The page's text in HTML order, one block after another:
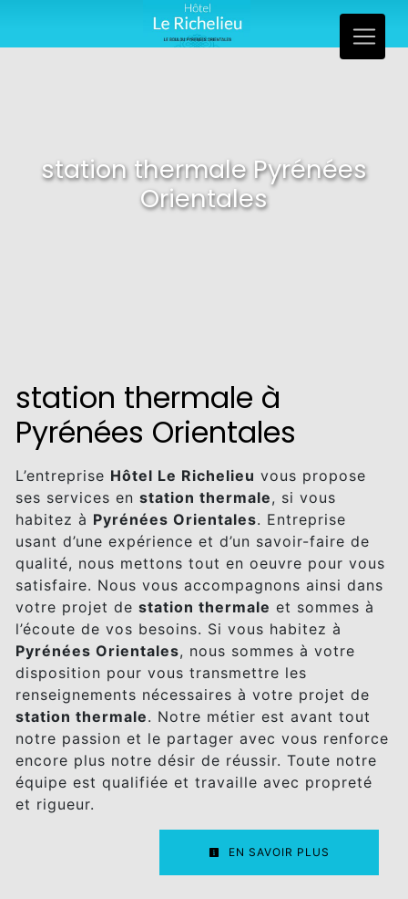
station thermale Pyrénées
Orientales
station thermale à
Pyrénées Orientales
L’entreprise Hôtel Le Richelieu vous propose
ses services en station thermale, si vous
habitez à Pyrénées Orientales. Entreprise
usant d’une expérience et d’un savoir-faire de
qualité, nous mettons tout en oeuvre pour vous
satisfaire. Nous vous accompagnons ainsi dans
votre projet de station thermale et sommes à
l’écoute de vos besoins. Si vous habitez à
Pyrénées Orientales, nous sommes à votre
disposition pour vous transmettre les
renseignements nécessaires à votre projet de
station thermale. Notre métier est avant tout
notre passion et le partager avec vous renforce
encore plus notre désir de réussir. Toute notre
équipe est qualifiée et travaille avec propreté
et rigueur.
EN SAVOIR PLUS
Panneau de gestion des cookies